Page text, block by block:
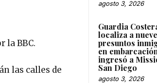
la BBC.
las calles de
agosto 3, 2026
Guardia
localiza a nueve
presuntos
en
ingresó a
San Diego
agosto 3, 2026